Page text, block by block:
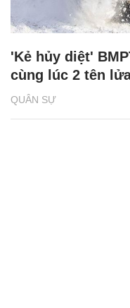
QUÂN SỰ
'Kẻ hủy diệt'
cùng lúc 2 tên